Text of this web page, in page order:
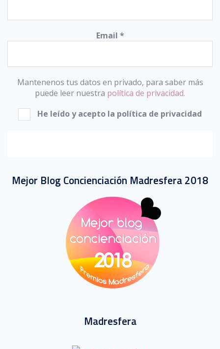
Email *
Mantenenos tus datos en privado, para saber más
puede leer nuestra política de privacidad.
He leído y acepto la política de privacidad
Mejor Blog Concienciación Madresfera 2018
Madresfera